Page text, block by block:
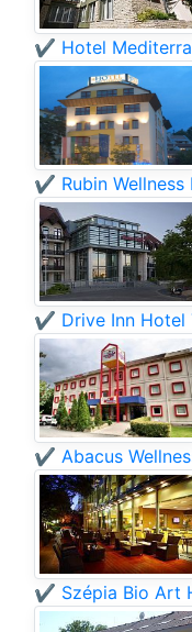
✔️ Hotel
✔️ Rubin
✔️ Drive Inn Hotel
✔️ Abacus
✔️ Szépia Bio Art